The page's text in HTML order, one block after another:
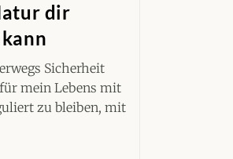
dir
Sicherheit
mein Lebens mit
zu bleiben, mit